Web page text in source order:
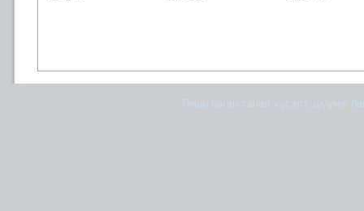
Ямар нэгэн санал хүсэлт, шүүмж